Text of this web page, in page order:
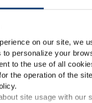
on our site, we
personalize your
to the use of all
the operation of the
site usage with
This website is
pharmaceutical and
accessible in several